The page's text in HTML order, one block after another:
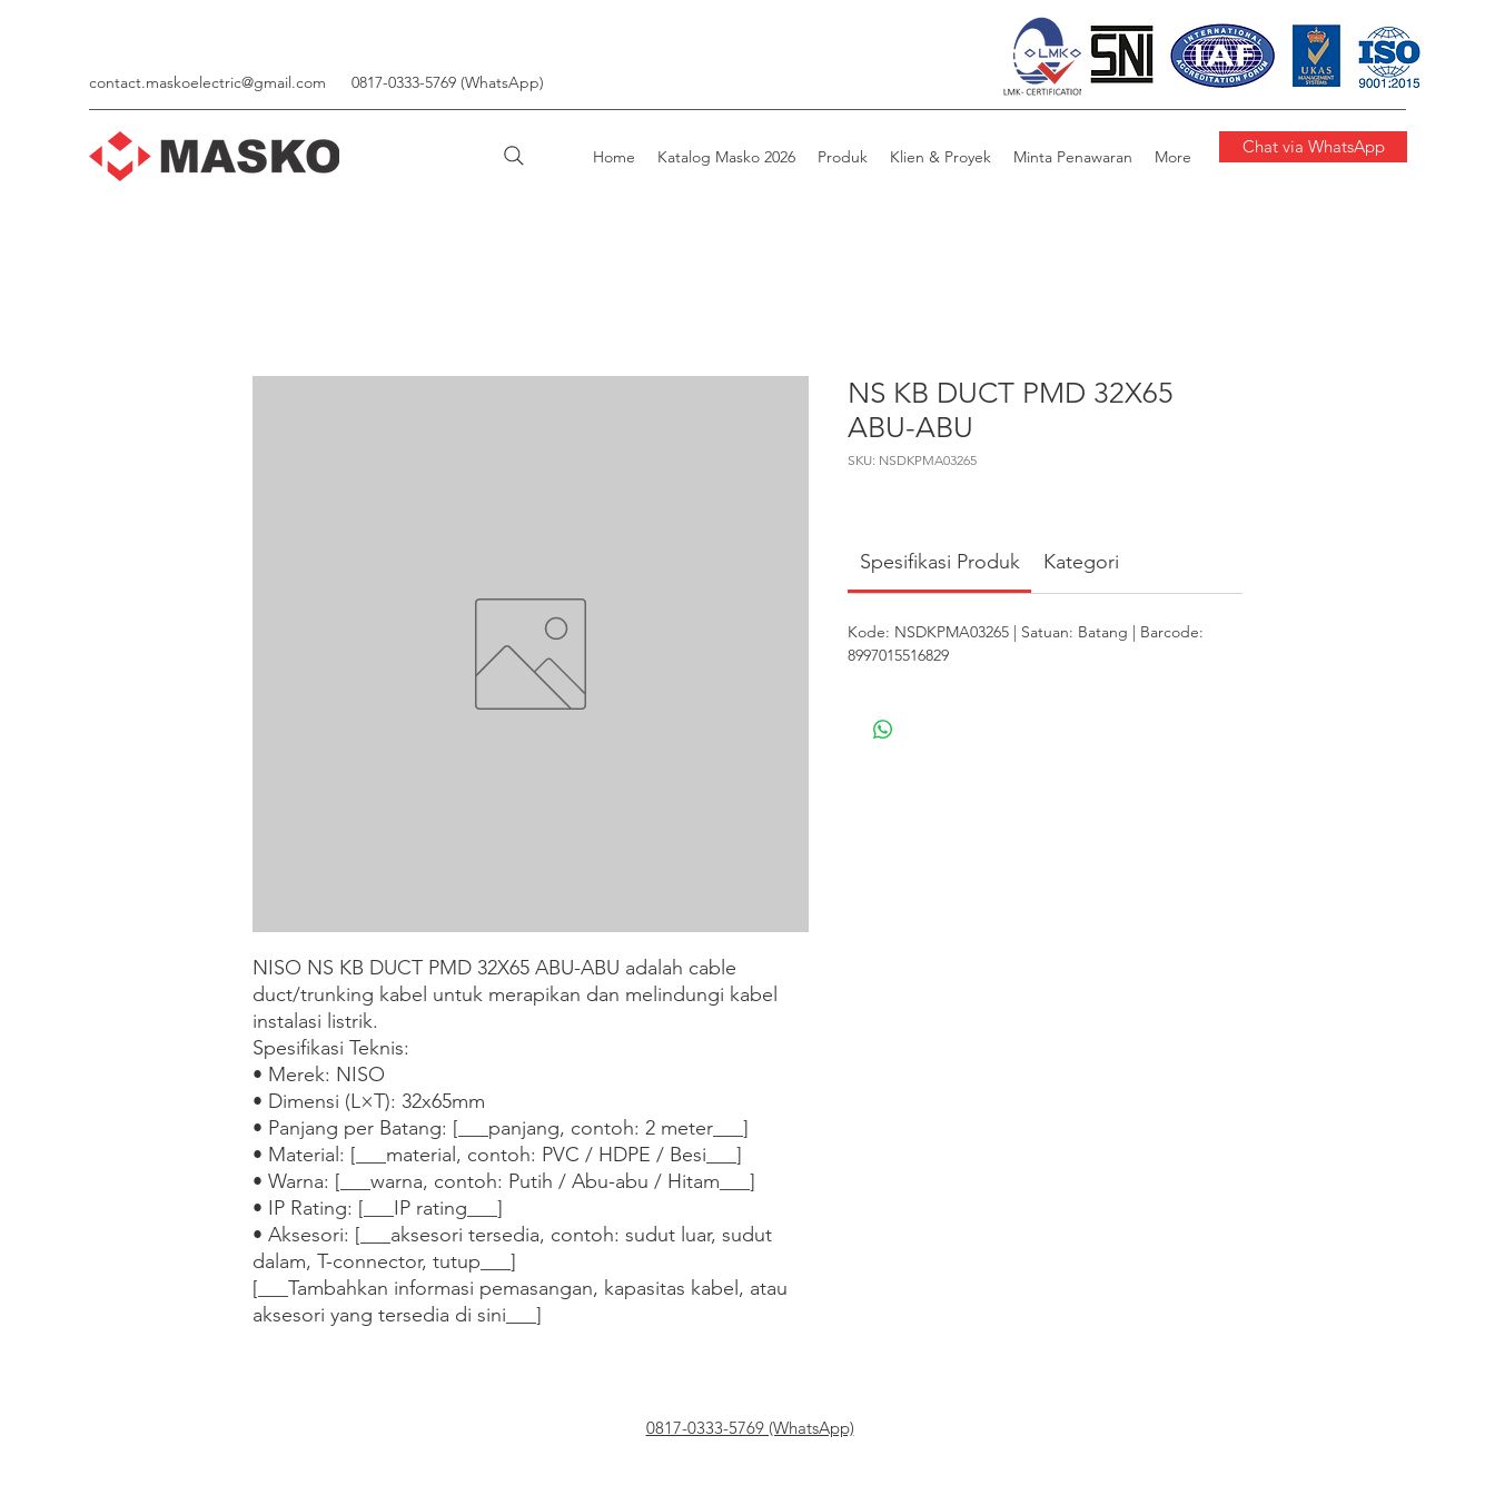
contact.maskoelectric@gmail.com 0817-0333-5769 (WhatsApp)
Home Katalog Masko 2026 Produk Klien & Proyek Minta Penawaran More Chat via WhatsApp
NISO NS KB DUCT PMD 32X65 ABU-ABU adalah cable
duct/trunking kabel untuk merapikan dan melindungi kabel
instalasi listrik.
Spesifikasi Teknis:
• Merek: NISO
• Dimensi (L×T): 32x65mm
• Panjang per Batang: [___panjang, contoh: 2 meter___]
• Material: [___material, contoh: PVC / HDPE / Besi___]
• Warna: [___warna, contoh: Putih / Abu-abu / Hitam___]
• IP Rating: [___IP rating___]
• Aksesori: [___aksesori tersedia, contoh: sudut luar, sudut
dalam, T-connector, tutup___]
[___Tambahkan informasi pemasangan, kapasitas kabel, atau
aksesori yang tersedia di sini___]
NS KB DUCT PMD 32X65
ABU-ABU
SKU: NSDKPMA03265
Spesifikasi Produk Kategori
Kode: NSDKPMA03265 | Satuan: Batang | Barcode:
8997015516829
0817-0333-5769 (WhatsApp)